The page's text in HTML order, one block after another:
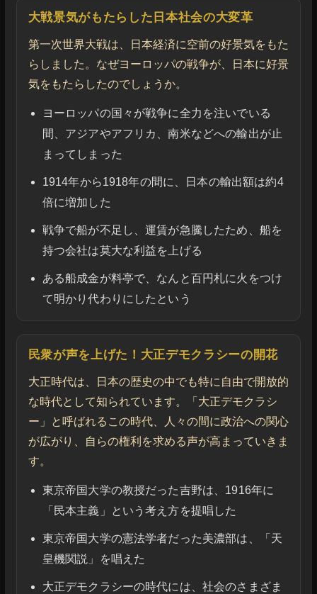
大戦景気がもたらした日本社会の大変革
第一次世界大戦は、日本経済に空前の好景気をもた
らしました。なぜヨーロッパの戦争が、日本に好景
気をもたらしたのでしょうか。
ヨーロッパの国々が戦争に全力を注いでいる
間、アジアやアフリカ、南米などへの輸出が止
まってしまった
1914年から1918年の間に、日本の輸出額は約4
倍に増加した
戦争で船が不足し、運賃が急騰したため、船を
持つ会社は莫大な利益を上げる
ある船成金が料亭で、なんと百円札に火をつけ
て明かり代わりにしたという
民衆が声を上げた！大正デモクラシーの開花
大正時代は、日本の歴史の中でも特に自由で開放的
な時代として知られています。「大正デモクラシ
ー」と呼ばれるこの時代、人々の間に政治への関心
が広がり、自らの権利を求める声が高まっていきま
す。
東京帝国大学の教授だった吉野は、1916年に
「民本主義」という考え方を提唱した
東京帝国大学の憲法学者だった美濃部は、「天
皇機関説」を唱えた
大正デモクラシーの時代には、社会のさまざま